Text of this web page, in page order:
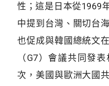
性；這是日本從1969
中提到台灣、關切台
也促成與韓國總統文
（G7）會議共同發
次，美國與歐洲大國